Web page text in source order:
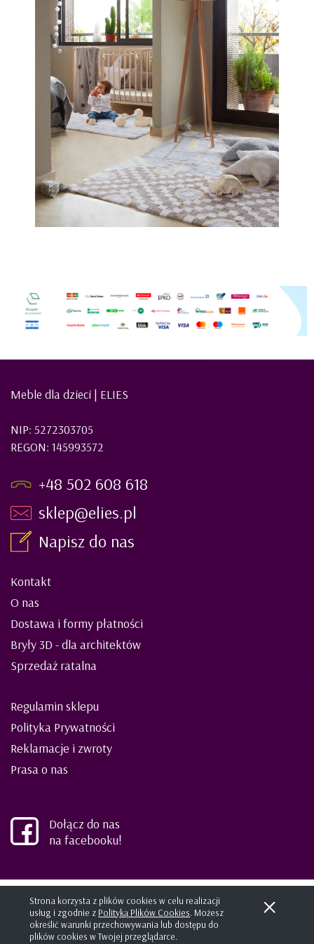
Strona korzysta z plików cookies w celu realizacji
usług i zgodnie z Polityką Plików Cookies. Możesz
określić warunki przechowywania lub dostępu do
plików cookies w Twojej przeglądarce.
Meble dla dzieci | ELIES
NIP: 5272303705
REGON: 145993572
+48 502 608 618
sklep@elies.pl
Napisz do nas
Kontakt
O nas
Dostawa i formy płatności
Bryły 3D - dla architektów
Sprzedaż ratalna
Regulamin sklepu
Polityka Prywatności
Reklamacje i zwroty
Prasa o nas
Dołącz do nas
na facebooku!
©2021 ELIES meble dla dzieci i młodzieży
Projekt i wykonanie:kreatormarki.pl Sklep internetowy SHOPLO